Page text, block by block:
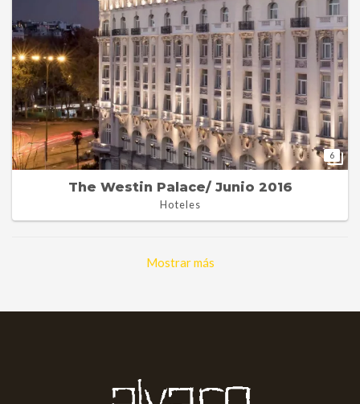
6
The Westin Palace/ Junio 2016
Hoteles
Mostrar más